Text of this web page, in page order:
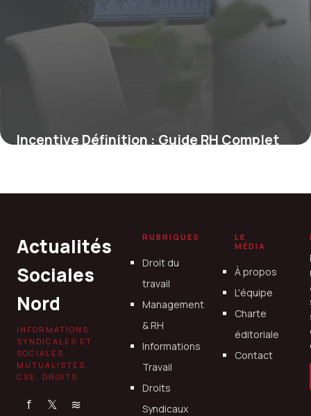
Incentive Définition : Guide RH Complet
Actualités
Sociales
Nord
INFORMATIONS
SYNDICALES ET
SOCIALES ·
MUTUALISTES,
CSE, DROITS
f 𝕏 ≋
RUBRIQUES
Droit du
travail
Management
& RH
Informations
Travail
Droits
Syndicaux
LE
MÉDIA
À propos
L'équipe
Charte
éditoriale
Contact